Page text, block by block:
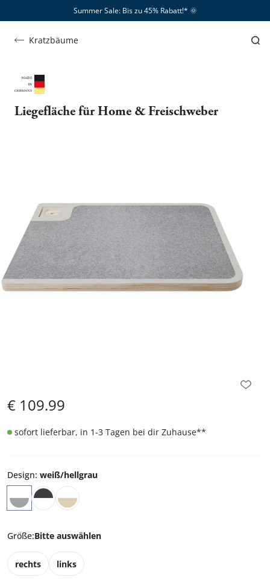
Summer Sale: Bis zu 45% Rabatt!*​ 🌞
Kratzbäume
Liegefläche für Home & Freischweber
€ 109.99
sofort lieferbar, in 1-3 Tagen bei dir Zuhause**
Design: weiß/hellgrau
Größe:Bitte auswählen
rechts links